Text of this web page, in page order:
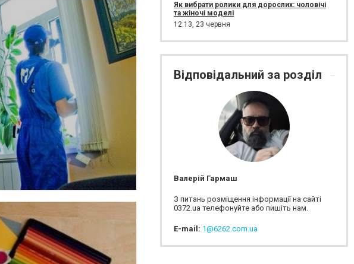
Як вибрати ролики для дорослих: чоловічі
та жіночі моделі
12:13, 23 червня
Відповідальний за розділ
Валерій Гармаш
З питань розміщення інформації на сайті
0372.ua телефонуйте або пишіть нам.
E-mail: 1@6262.com.ua